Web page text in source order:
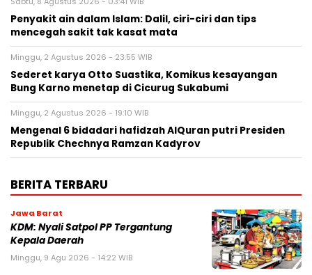
Penyakit ain dalam Islam: Dalil, ciri-ciri dan tips
mencegah sakit tak kasat mata
Minggu, 2 Agustus 2026 - 23:55 WIB
Sederet karya Otto Suastika, Komikus kesayangan
Bung Karno menetap di Cicurug Sukabumi
Minggu, 2 Agustus 2026 - 19:10 WIB
Mengenal 6 bidadari hafidzah AlQuran putri Presiden
Republik Chechnya Ramzan Kadyrov
BERITA TERBARU
Jawa Barat
KDM: Nyali Satpol PP Tergantung
Kepala Daerah
Minggu, 9 Agu 2026 - 14:22 WIB